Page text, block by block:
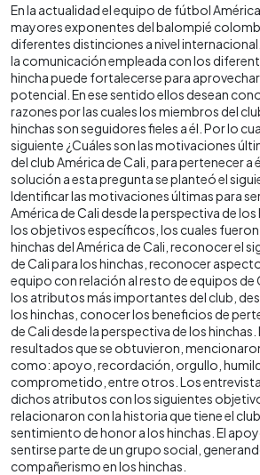
En la actualidad el equipo de fútbol
mayores exponentes del balompié
diferentes distinciones a nivel
la comunicación empleada con los
hincha puede fortalecerse para
potencial. En ese sentido ellos desean
razones por las cuales los miembros del
hinchas son seguidores fieles a él. Por lo
siguiente ¿Cuáles son las motivaciones
del club América de Cali, para pertenecer a
solución a esta pregunta se planteó el
Identificar las motivaciones últimas para
América de Cali desde la perspectiva de
los objetivos específicos, los cuales
hinchas del América de Cali, reconocer el
de Cali para los hinchas, reconocer
equipo con relación al resto de equipos
los atributos más importantes del club,
los hinchas, conocer los beneficios de
de Cali desde la perspectiva de los hinchas.
resultados que se obtuvieron,
como: apoyo, recordación, orgullo,
comprometido, entre otros. Los
dichos atributos con los siguientes
relacionaron con la historia que tiene el
sentimiento de honor a los hinchas. El
sentirse parte de un grupo social,
compañerismo en los hinchas.